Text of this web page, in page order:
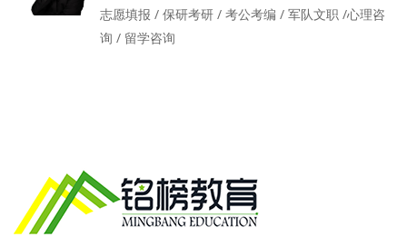
志愿填报 / 保研考研 / 考公考编 / 军队文职 /心理咨
询 / 留学咨询